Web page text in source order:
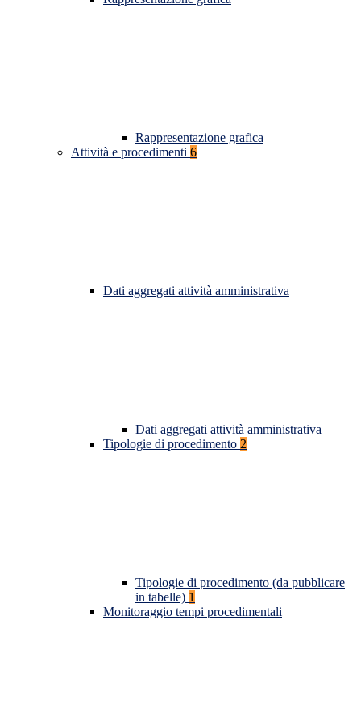
Rappresentazione grafica
Attività e procedimenti 6
Dati aggregati attività amministrativa
Dati aggregati attività amministrativa
Tipologie di procedimento 2
Tipologie di procedimento (da pubblicare
in tabelle) 1
Monitoraggio tempi procedimentali